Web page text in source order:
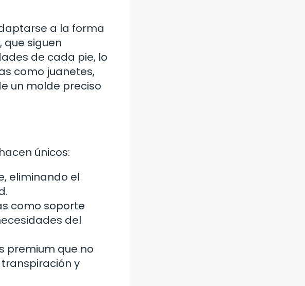
a la forma
que siguen
de cada pie, lo
como juanetes,
un molde preciso
únicos:
eliminando el
como soporte
del
premium que no
y